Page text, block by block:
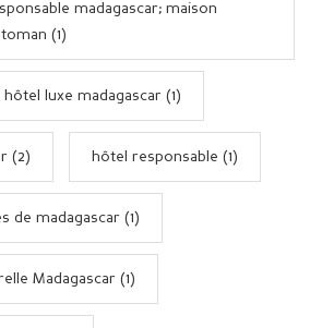
madagascar; maison
(1)
hôtel luxe madagascar (1)
(2) hôtel responsable (1)
de madagascar (1)
Madagascar (1)